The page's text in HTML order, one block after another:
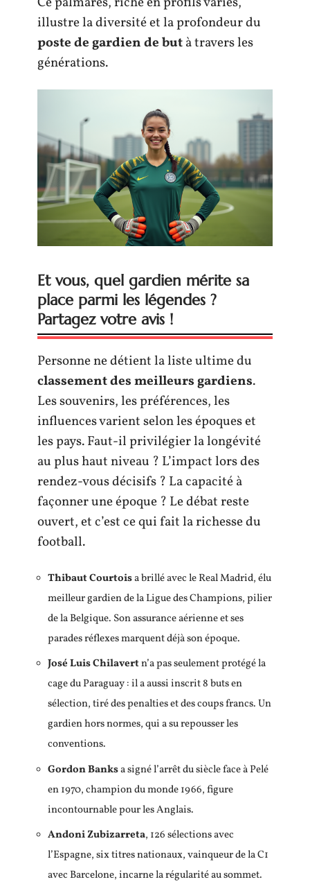
illustre la diversité et la profondeur du
poste de gardien de butà travers les
générations.
Et vous, quel gardien mérite sa
place parmi les légendes ?
Partagez votre avis !
Personne ne détient la liste ultime du
classement des meilleurs gardiens.
Les souvenirs, les préférences, les
influences varient selon les époques et
les pays. Faut-il privilégier la longévité
au plus haut niveau ? L’impact lors des
rendez-vous décisifs ? La capacité à
façonner une époque ? Le débat reste
ouvert, et c’est ce qui fait la richesse du
football.
Thibaut Courtoisa brillé avec le Real Madrid, élu
meilleur gardien de la Ligue des Champions, pilier
de la Belgique. Son assurance aérienne et ses
parades réflexes marquent déjà son époque.
José Luis Chilavertn’a pas seulement protégé la
cage du Paraguay : il a aussi inscrit 8 buts en
sélection, tiré des penalties et des coups francs. Un
gardien hors normes, qui a su repousser les
conventions.
Gordon Banksa signé l’arrêt du siècle face à Pelé
en 1970, champion du monde 1966, figure
incontournable pour les Anglais.
Andoni Zubizarreta, 126 sélections avec
l’Espagne, six titres nationaux, vainqueur de la C1
avec Barcelone, incarne la régularité au sommet.